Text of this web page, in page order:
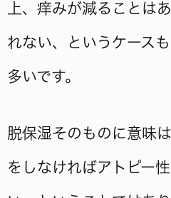
上、痒みが減ることは
れない、というケースも
多いです。
脱保湿そのものに意味
をしなければアトピー